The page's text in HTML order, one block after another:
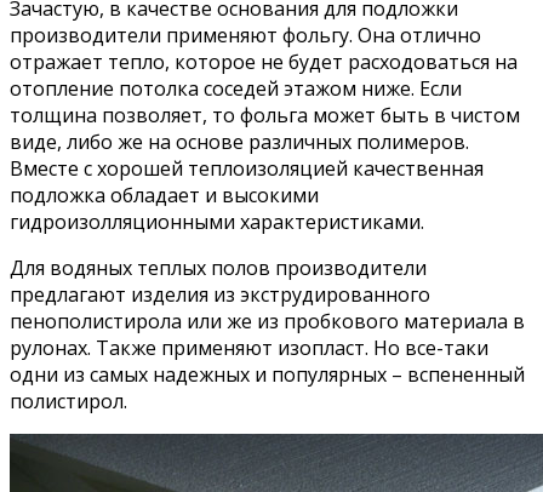
Зачастую, в качестве основания для подложки
производители применяют фольгу. Она отлично
отражает тепло, которое не будет расходоваться на
отопление потолка соседей этажом ниже. Если
толщина позволяет, то фольга может быть в чистом
виде, либо же на основе различных полимеров.
Вместе с хорошей теплоизоляцией качественная
подложка обладает и высокими
гидроизолляционными характеристиками.
Для водяных теплых полов производители
предлагают изделия из экструдированного
пенополистирола или же из пробкового материала в
рулонах. Также применяют изопласт. Но все-таки
одни из самых надежных и популярных – вспененный
полистирол.